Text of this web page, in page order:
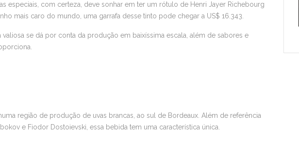
especiais, com certeza, deve sonhar em ter um rótulo de Henri Jayer Richebourg
mais caro do mundo, uma garrafa desse tinto pode chegar a US$ 16.343.
se dá por conta da produção em baixíssima escala, além de sabores e
região de produção de uvas brancas, ao sul de Bordeaux. Além de referência
e Fiodor Dostoievski, essa bebida tem uma característica única.